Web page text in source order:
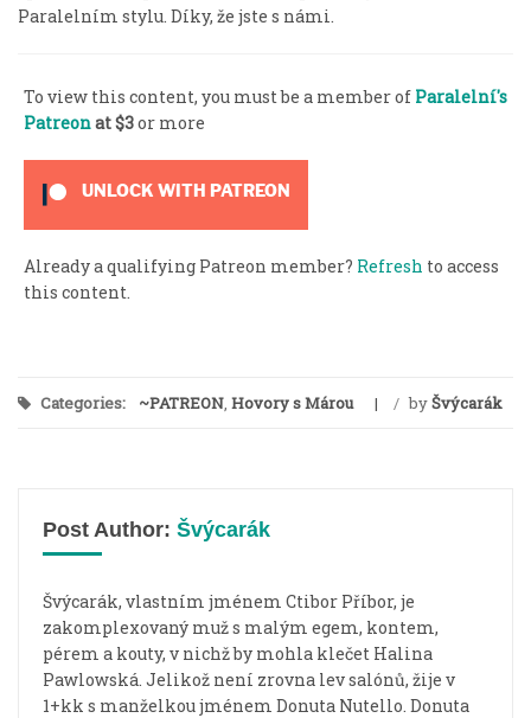
Paralelním stylu. Díky, že jste s námi.
To view this content, you must be a member of Paralelní's
Patreonat $3or more
UNLOCK WITH PATREON
Already a qualifying Patreon member? Refresh to access
this content.
Categories: ~PATREON, Hovory s Márou / byŠvýcarák
Post Author: Švýcarák
Švýcarák, vlastním jménem Ctibor Příbor, je
zakomplexovaný muž s malým egem, kontem,
pérem a kouty, v nichž by mohla klečet Halina
Pawlowská. Jelikož není zrovna lev salónů, žije v
1+kk s manželkou jménem Donuta Nutello. Donuta